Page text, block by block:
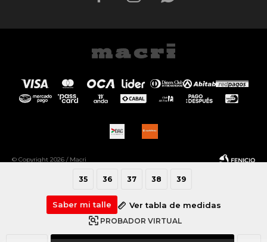
35 36 37 38 39
Saber mi talle Ver tabla de medidas
PROBADOR VIRTUAL
© Copyright 2026 / Macri
Fenicio